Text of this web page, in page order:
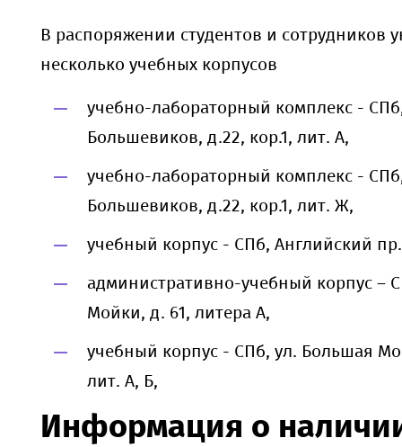
В распоряжении студентов и сотрудников
несколько учебных корпусов
учебно-лабораторный комплекс -
Большевиков, д.22, кор.1, лит. А,
учебно-лабораторный комплекс -
Большевиков, д.22, кор.1, лит. Ж,
учебный корпус - СПб, Английский
административно-учебный корпус –
Мойки, д. 61, литера А,
учебный корпус - СПб, ул. Большая
лит. А, Б,
Информация о